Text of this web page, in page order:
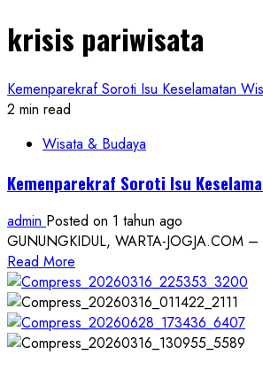
krisis pariwisata
Kemenparekraf Soroti Isu Keselamatan
2 min read
Wisata & Budaya
Kemenparekraf Soroti Isu
admin Posted on 1 tahun ago
GUNUNGKIDUL, WARTA-JOGJA.COM –
Read More
more
about
Kemenparekraf
Soroti